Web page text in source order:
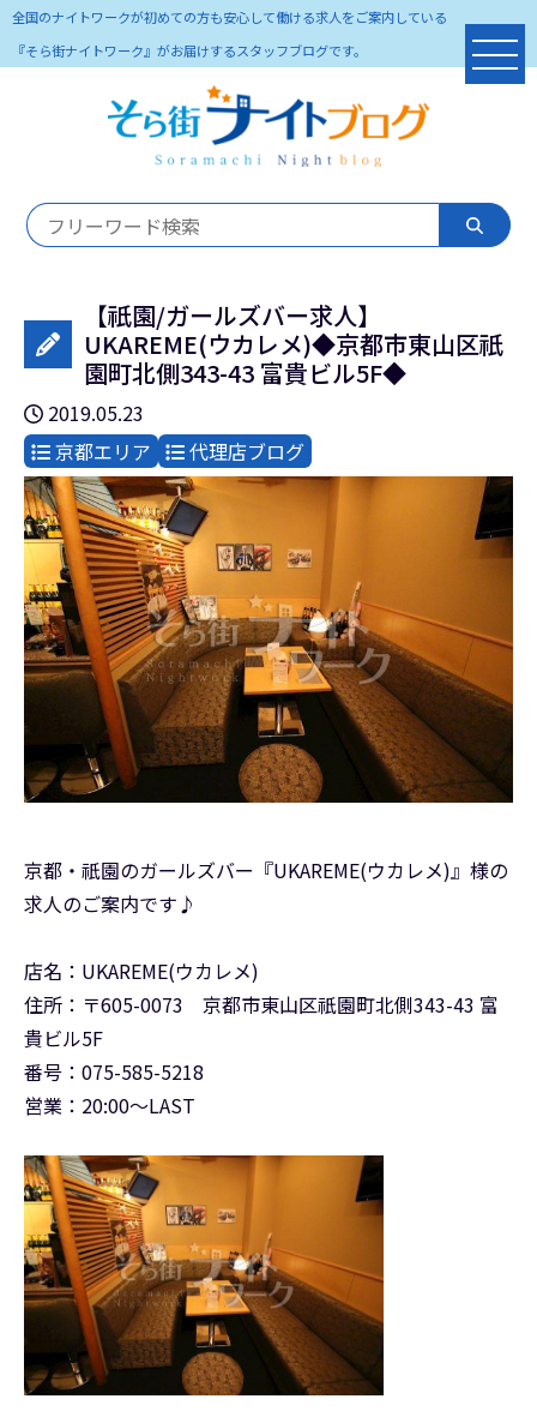
全国のナイトワークが初めての方も安心して働ける求人をご案内している
『そら街ナイトワーク』がお届けするスタッフブログです。
【祇園/ガールズバー求人】
UKAREME(ウカレメ)◆京都市東山区祇
園町北側343-43 富貴ビル5F◆
2019.05.23
京都エリア
代理店ブログ
京都・祇園のガールズバー『UKAREME(ウカレメ)』様の
求人のご案内です♪
店名：UKAREME(ウカレメ)
住所：〒605-0073 京都市東山区祇園町北側343-43 富
貴ビル5F
番号：075-585-5218
営業：20:00～LAST